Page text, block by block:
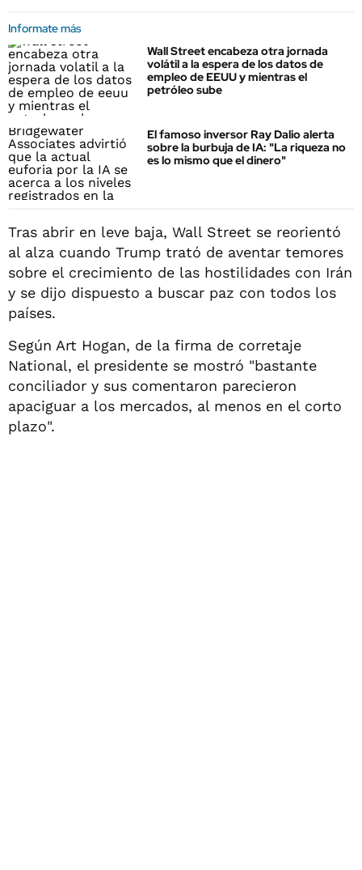
Informate más
Wall Street encabeza otra jornada
volátil a la espera de los datos de
empleo de EEUU y mientras el
petróleo sube
El famoso inversor Ray Dalio alerta
sobre la burbuja de IA: "La riqueza no
es lo mismo que el dinero"
Tras abrir en leve baja, Wall Street se reorientó
al alza cuando Trump trató de aventar temores
sobre el crecimiento de las hostilidades con Irán
y se dijo dispuesto a buscar paz con todos los
países.
Según Art Hogan, de la firma de corretaje
National, el presidente se mostró "bastante
conciliador y sus comentaron parecieron
apaciguar a los mercados, al menos en el corto
plazo".